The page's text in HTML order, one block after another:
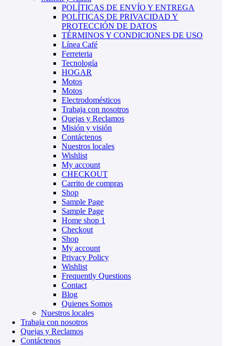
POLÍTICAS DE ENVÍO Y ENTREGA
POLÍTICAS DE PRIVACIDAD Y
PROTECCIÓN DE DATOS
TÉRMINOS Y CONDICIONES DE USO
Línea Café
Ferreteria
Tecnología
HOGAR
Motos
Motos
Electrodomésticos
Trabaja con nosotros
Quejas y Reclamos
Misión y visión
Contáctenos
Nuestros locales
Wishlist
My account
CHECKOUT
Carrito de compras
Shop
Sample Page
Sample Page
Home shop 1
Checkout
Shop
My account
Privacy Policy
Wishlist
Frequently Questions
Contact
Blog
Quienes Somos
Nuestros locales
Trabaja con nosotros
Quejas y Reclamos
Contáctenos